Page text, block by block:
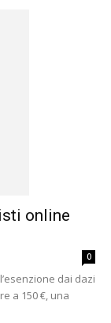
online
0
dai dazi
a 150 €, una